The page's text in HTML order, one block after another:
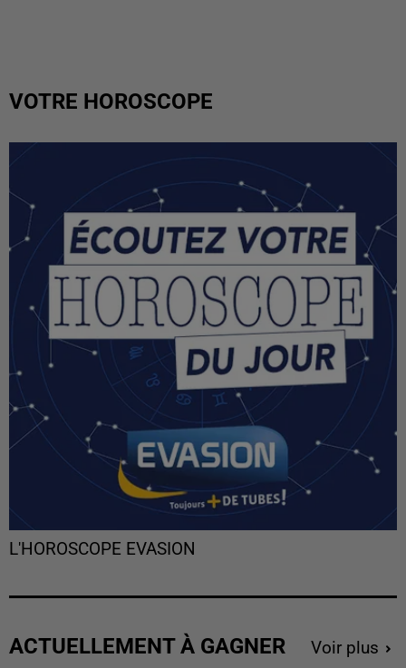
VOTRE HOROSCOPE
L'HOROSCOPE EVASION
ACTUELLEMENT À GAGNER Voir plus